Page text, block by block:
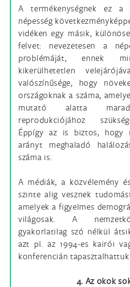
A termékenységnek ez
népesség
vidéken egy másik,
felvet: nevezetesen a
problémáját, ennek
kikerülhetetlen
valószínűsége, hogy
országoknak a száma,
mutató alatta
reprodukciójához
Éppígy az is biztos, hogy
arányt meghaladó
száma is.
A médiák, a közvélemény
szinte alig vesznek
amelyek a figyelmes
világosak. A
gyakorlatilag szó nélkül
azt pl. az 1994-es kairói
konferencián
4. Az okok